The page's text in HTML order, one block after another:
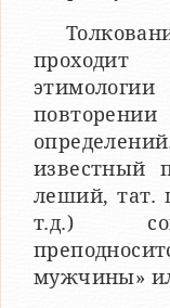
известный
леший, тат.
т.д.)
мужчины»